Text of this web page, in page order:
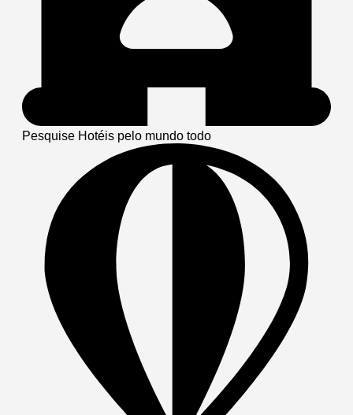
Pesquise Hotéis pelo mundo todo